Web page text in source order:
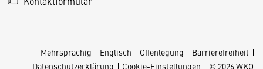
Mehrsprachig Englisch Offenlegung
Barrierefreiheit
Datenschutzerklärung
Cookie-Einstellungen © 2026 WKO